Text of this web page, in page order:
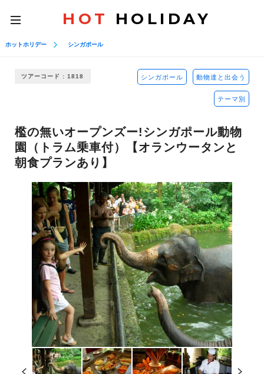
toggle
navigation
HOT HOLIDAY
ホットホリデー シンガポール
ツアーコード : 1818 シンガポール 動物達と出会う
テーマ別
檻の無いオープンズー!シンガポール動物
園（トラム乗車付）【オランウータンと
朝食プランあり】